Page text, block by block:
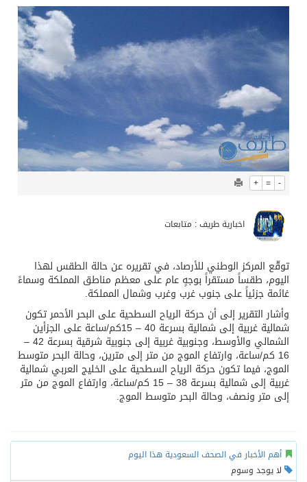
+ = -
اخبارية طريف : متابعات
توقّع المركز الوطني للأرصاد، في تقريره عن حالة الطقس لهذا
اليوم، طقساً مستقراً بوجهٍ عام على معظم مناطق المملكة وسماءً
غائمة جزئياً على جنوب غرب وغرب وشمال المملكة.
وأشار التقرير إلى أن حركة الرياح السطحية على البحر الأحمر تكون
شمالية غربية إلى شمالية بسرعة 40 – 15كم/ساعة على الجزأين
الشمالي والأوسط، وجنوبية غربية إلى جنوبية شرقية بسرعة 42 –
16 كم/ساعة، وارتفاع الموج من متر إلى مترين، وحالة البحر متوسط
الموج، فيما تكون حركة الرياح السطحية على الخليج العربي شمالية
غربية إلى شمالية بسرعة 38 – 15 كم/ساعة، وارتفاع الموج من متر
إلى متر ونصف، وحالة البحر متوسط الموج.
أهم الأخبار في الصحف السعودية هذا اليوم
لا يوجد وسوم